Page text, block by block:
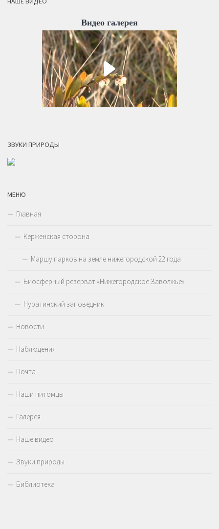
Видео галерея
ЗВУКИ ПРИРОДЫ
МЕНЮ
Главная
Керженская сторона
Маршу парков на земле нижегородской 22 года
Биосферный резерват «Нижегородское Заволжье»
Нуратинский заповедник
Новости
Наблюдения
Почта
Наши питомцы
Галерея
Наше видео
Звуки природы
Библиотека